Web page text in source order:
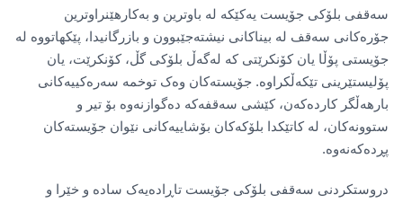
سەقفی بلۆکی جۆیست یەکێکە لە باوترین و بەکارهێنراوترین
جۆرەکانی سەقف لە بیناکانی نیشتەجێبوون و بازرگانیدا، پێکهاتووە لە
جۆیستی پۆڵا یان کۆنکرێتی کە لەگەڵ بلۆکی گڵ، کۆنکرێت، یان
پۆلیستێرینی تێکەڵکراوە. جۆیستەکان وەک توخمە سەرەکییەکانی
بارهەڵگر کاردەکەن، کێشی سەقفەکە دەگوازنەوە بۆ تیر و
ستوونەکان، لە کاتێکدا بلۆکەکان بۆشاییەکانی نێوان جۆیستەکان
پڕدەکەنەوە.
دروستکردنی سەقفی بلۆکی جۆیست تاڕادەیەک سادە و خێرا و